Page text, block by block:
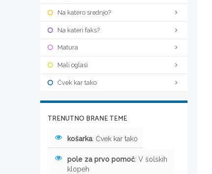
Na katero srednjo?
Na kateri faks?
Matura
Mali oglasi
Čvek kar tako
TRENUTNO BRANE TEME
košarka: Čvek kar tako
pole za prvo pomoč: V šolskih
klopeh